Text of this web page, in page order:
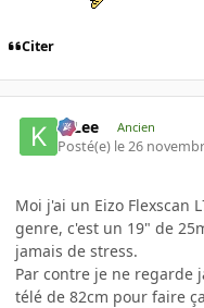
Citer
K-Lee Ancien
Posté(e) le 26
Moi j'ai un Eizo Flexscan
genre, c'est un 19" de
jamais de stress.
Par contre je ne regarde
télé de 82cm pour faire